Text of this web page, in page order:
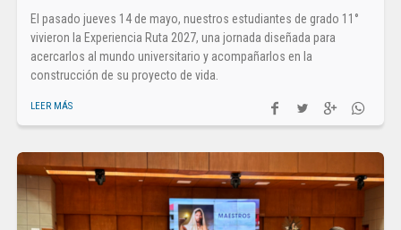
El pasado jueves 14 de mayo, nuestros estudiantes de grado 11°
vivieron la Experiencia Ruta 2027, una jornada diseñada para
acercarlos al mundo universitario y acompañarlos en la
construcción de su proyecto de vida.
LEER MÁS